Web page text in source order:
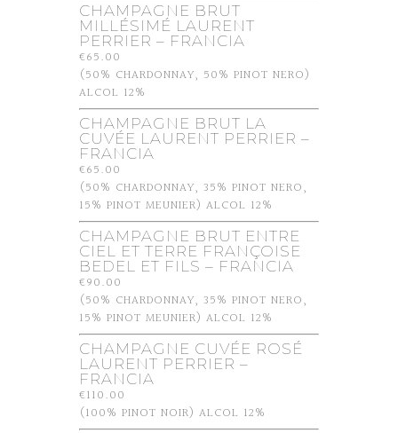
CHAMPAGNE BRUT
MILLÉSIMÉ LAURENT
PERRIER – FRANCIA
€65.00
(50% CHARDONNAY, 50% PINOT NERO)
ALCOL 12%
CHAMPAGNE BRUT LA
CUVÉE LAURENT PERRIER –
FRANCIA
€65.00
(50% CHARDONNAY, 35% PINOT NERO,
15% PINOT MEUNIER) ALCOL 12%
CHAMPAGNE BRUT ENTRE
CIEL ET TERRE FRANÇOISE
BEDEL ET FILS – FRANCIA
€90.00
(50% CHARDONNAY, 35% PINOT NERO,
15% PINOT MEUNIER) ALCOL 12%
CHAMPAGNE CUVÉE ROSÉ
LAURENT PERRIER –
FRANCIA
€110.00
(100% PINOT NOIR) ALCOL 12%